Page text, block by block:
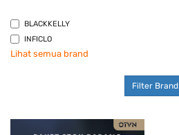
BLACKKELLY
INFICLO
Lihat semua brand
Filter Brand